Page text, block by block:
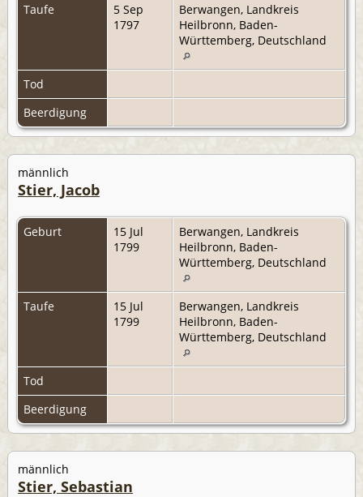
Taufe
5 Sep
1797
Berwangen, Landkreis
Heilbronn, Baden-
Württemberg, Deutschland
Tod
Beerdigung
männlich
Stier, Jacob
Geburt
15 Jul
1799
Berwangen, Landkreis
Heilbronn, Baden-
Württemberg, Deutschland
Taufe
15 Jul
1799
Berwangen, Landkreis
Heilbronn, Baden-
Württemberg, Deutschland
Tod
Beerdigung
männlich
Stier, Sebastian